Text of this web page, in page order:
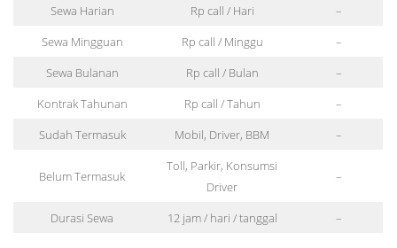
Sewa Harian
Rp call / Hari
–
Sewa Mingguan
Rp call / Minggu
–
Sewa Bulanan
Rp call / Bulan
–
Kontrak Tahunan
Rp call / Tahun
–
Sudah Termasuk
Mobil, Driver, BBM –
Belum Termasuk
Toll, Parkir, Konsumsi
Driver
–
Durasi Sewa 12 jam / hari / tanggal –